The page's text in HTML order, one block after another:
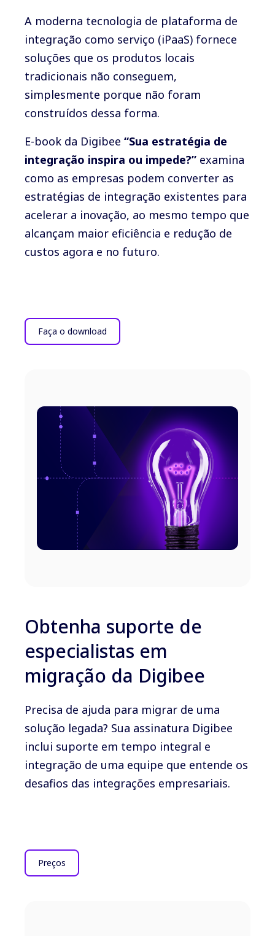
A moderna tecnologia de plataforma de
integração como serviço (iPaaS) fornece
soluções que os produtos locais
tradicionais não conseguem,
simplesmente porque não foram
construídos dessa forma.
E-book da Digibee “Sua estratégia de
integração inspira ou impede?” examina
como as empresas podem converter as
estratégias de integração existentes para
acelerar a inovação, ao mesmo tempo que
alcançam maior eficiência e redução de
custos agora e no futuro.
Faça o download
Obtenha suporte de
especialistas em
migração da Digibee
Precisa de ajuda para migrar de uma
solução legada? Sua assinatura Digibee
inclui suporte em tempo integral e
integração de uma equipe que entende os
desafios das integrações empresariais.
Preços